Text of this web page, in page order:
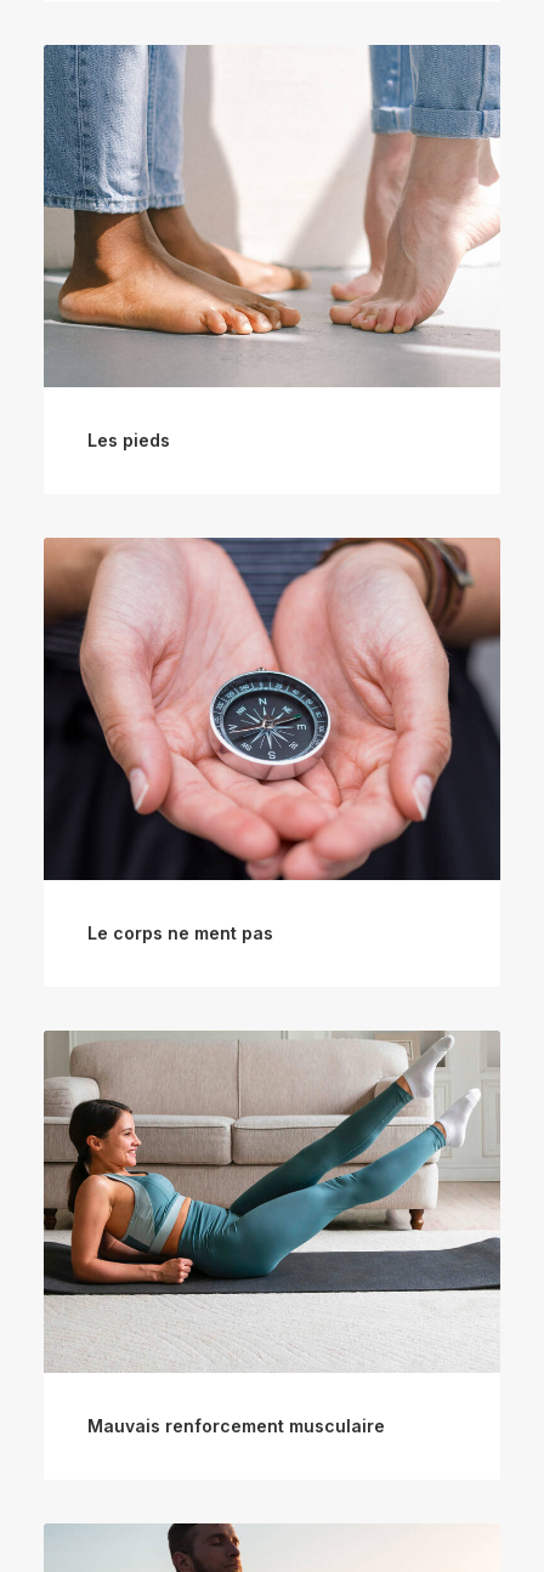
Les pieds
Le corps ne ment pas
Mauvais renforcement musculaire